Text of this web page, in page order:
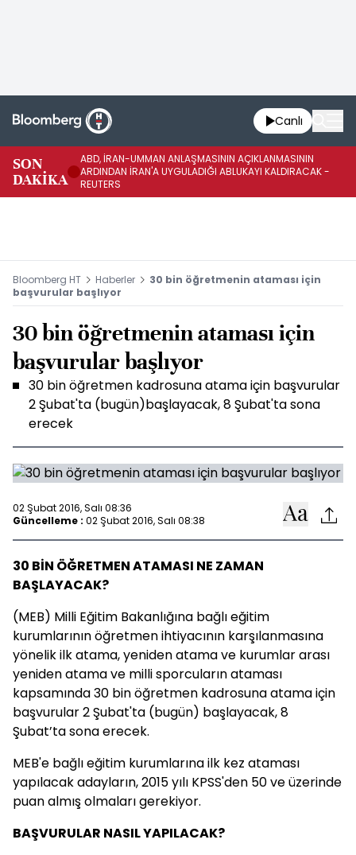
Canlı
SON
DAKİKA
ABD, İRAN-UMMAN ANLAŞMASININ AÇIKLANMASININ
ARDINDAN İRAN'A UYGULADIĞI ABLUKAYI KALDIRACAK -
REUTERS
Bloomberg HT Haberler
30 bin öğretmenin ataması için
başvurular başlıyor
30 bin öğretmenin ataması için
başvurular başlıyor
30 bin öğretmen kadrosuna atama için başvurular
2 Şubat'ta (bugün)başlayacak, 8 Şubat'ta sona
erecek
02 Şubat 2016, Salı 08:36
Güncelleme : 02 Şubat 2016, Salı 08:38
30 BİN ÖĞRETMEN ATAMASI NE ZAMAN
BAŞLAYACAK?
(MEB) Milli Eğitim Bakanlığına bağlı eğitim
kurumlarının öğretmen ihtiyacının karşılanmasına
yönelik ilk atama, yeniden atama ve kurumlar arası
yeniden atama ve milli sporcuların ataması
kapsamında 30 bin öğretmen kadrosuna atama için
başvurular 2 Şubat'ta (bugün) başlayacak, 8
Şubat’ta sona erecek.
MEB'e bağlı eğitim kurumlarına ilk kez ataması
yapılacak adayların, 2015 yılı KPSS'den 50 ve üzerinde
puan almış olmaları gerekiyor.
BAŞVURULAR NASIL YAPILACAK?